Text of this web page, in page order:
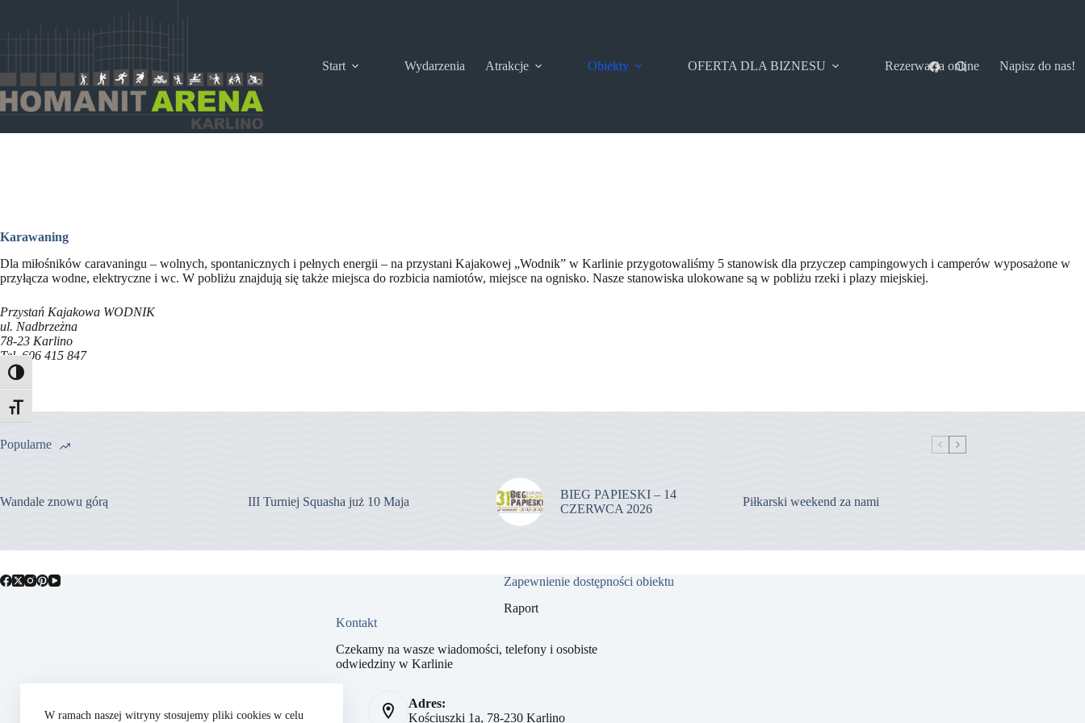
Toggle High Contrast
Toggle Font size
treści
W ramach naszej witryny stosujemy pliki cookies w celu
Start Wydarzenia Atrakcje Obiekty OFERTA DLA BIZNESU Rezerwacja online Napisz do nas!
Karawaning
Dla miłośników caravaningu – wolnych, spontanicznych i pełnych energii – na przystani Kajakowej „Wodnik” w Karlinie przygotowaliśmy 5 stanowisk dla przyczep campingowych i camperów wyposażone w
przyłącza wodne, elektryczne i wc. W pobliżu znajdują się także miejsca do rozbicia namiotów, miejsce na ognisko. Nasze stanowiska ulokowane są w pobliżu rzeki i plazy miejskiej.
Przystań Kajakowa WODNIK
ul. Nadbrzeżna
78-23 Karlino
Tel. 606 415 847
Popularne
Wandale znowu górą III Turniej Squasha już 10 Maja
BIEG PAPIESKI – 14
CZERWCA 2026
Piłkarski weekend za nami
Zapewnienie dostępności obiektu
Raport
Kontakt
Czekamy na wasze wiadomości, telefony i osobiste
odwiedziny w Karlinie
Adres:
Kościuszki 1a, 78-230 Karlino